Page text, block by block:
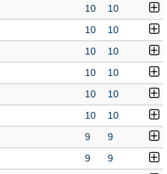
10 10
10 10
10 10
10 10
10 10
10 10
9 9
9 9